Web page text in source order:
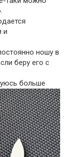
и
ношу в
беру его с
больше